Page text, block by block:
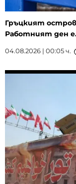
Гръцкият
Работният ден
04.08.2026 | 00:05 ч.